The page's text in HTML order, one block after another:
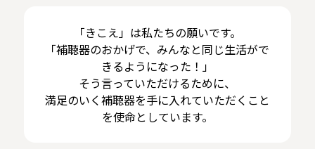
「きこえ」は私たちの願いです。
「補聴器のおかげで、みんなと同じ生活がで
きるようになった！」
そう言っていただけるために、
満足のいく補聴器を手に入れていただくこと
を使命としています。